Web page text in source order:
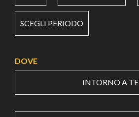
SCEGLI PERIODO
DOVE
INTORNO A TE